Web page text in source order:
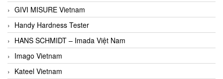
GIVI MISURE Vietnam
Handy Hardness Tester
HANS SCHMIDT – Imada Việt Nam
Imago Vietnam
Kateel Vietnam